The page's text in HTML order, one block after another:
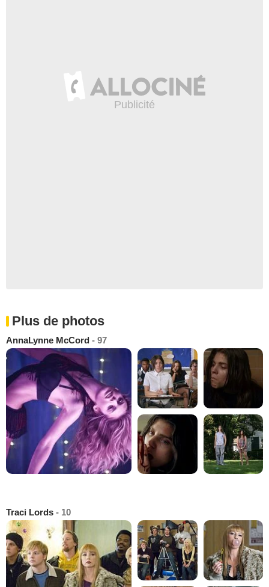
Plus de photos
AnnaLynne McCord - 97
Traci Lords - 10